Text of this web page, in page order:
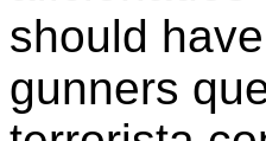
should
gunners